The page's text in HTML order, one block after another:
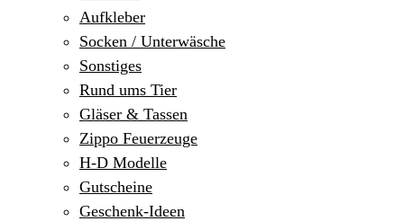
Aufkleber
Socken / Unterwäsche
Sonstiges
Rund ums Tier
Gläser & Tassen
Zippo Feuerzeuge
H-D Modelle
Gutscheine
Geschenk-Ideen